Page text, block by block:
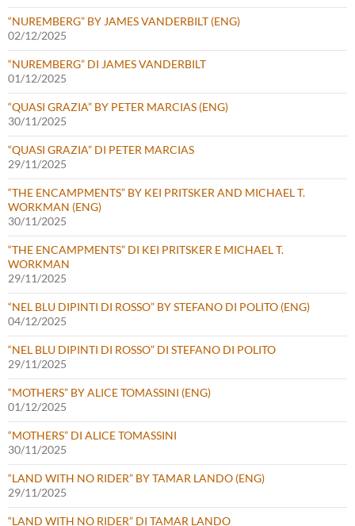
“NUREMBERG” BY JAMES VANDERBILT (ENG)
02/12/2025
“NUREMBERG” DI JAMES VANDERBILT
01/12/2025
“QUASI GRAZIA” BY PETER MARCIAS (ENG)
30/11/2025
“QUASI GRAZIA” DI PETER MARCIAS
29/11/2025
“THE ENCAMPMENTS” BY KEI PRITSKER AND MICHAEL T.
WORKMAN (ENG)
30/11/2025
“THE ENCAMPMENTS” DI KEI PRITSKER E MICHAEL T.
WORKMAN
29/11/2025
“NEL BLU DIPINTI DI ROSSO” BY STEFANO DI POLITO (ENG)
04/12/2025
“NEL BLU DIPINTI DI ROSSO” DI STEFANO DI POLITO
29/11/2025
“MOTHERS” BY ALICE TOMASSINI (ENG)
01/12/2025
“MOTHERS” DI ALICE TOMASSINI
30/11/2025
“LAND WITH NO RIDER” BY TAMAR LANDO (ENG)
29/11/2025
“LAND WITH NO RIDER” DI TAMAR LANDO